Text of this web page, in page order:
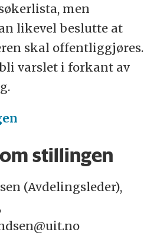
men
likevel beslutte at
skal offentliggjøres.
varslet i forkant av
stillingen
(Avdelingsleder),